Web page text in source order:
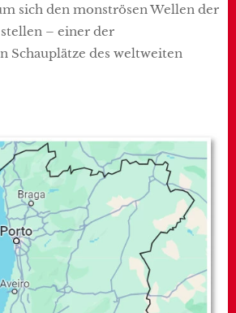
sich den monströsen Wellen der
– einer der
Schauplätze des weltweiten